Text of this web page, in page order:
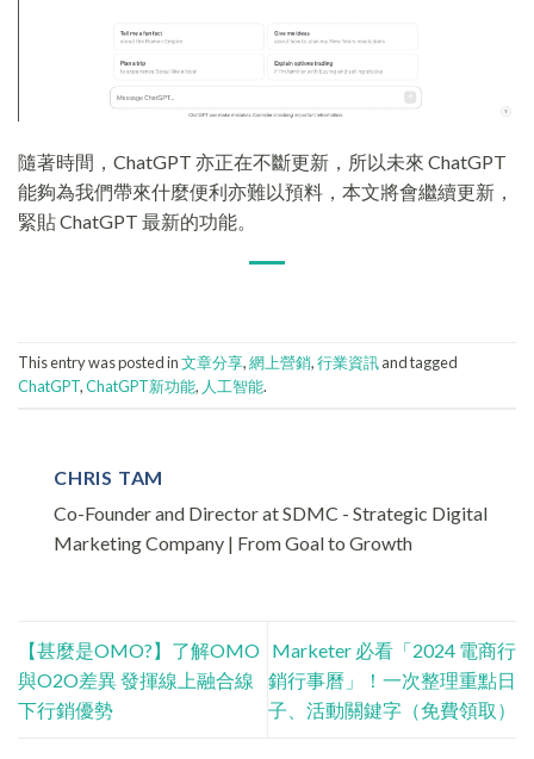
隨著時間，ChatGPT 亦正在不斷更新，所以未來 ChatGPT
能夠為我們帶來什麼便利亦難以預料，本文將會繼續更新，
緊貼 ChatGPT 最新的功能。
This entry was posted in文章分享,網上營銷,行業資訊and tagged
ChatGPT,ChatGPT新功能, 人工智能.
CHRIS TAM
Co-Founder and Director at SDMC - Strategic Digital
Marketing Company | From Goal to Growth
【甚麼是OMO?】了解OMO
與O2O差異 發揮線上融合線
下行銷優勢
Marketer 必看「2024 電商行
銷行事曆」！一次整理重點日
子、活動關鍵字（免費領取）